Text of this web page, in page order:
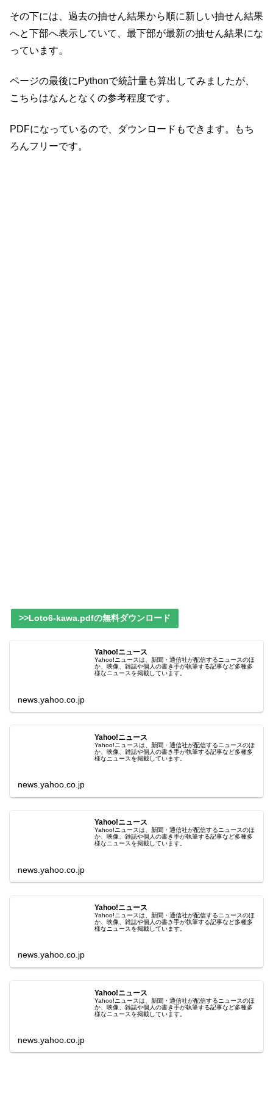
その下には、過去の抽せん結果から順に新しい抽せん結果
へと下部へ表示していて、最下部が最新の抽せん結果にな
っています。
ページの最後にPythonで統計量も算出してみましたが、
こちらはなんとなくの参考程度です。
PDFになっているので、ダウンロードもできます。もち
ろんフリーです。
>>Loto6-kawa.pdfの無料ダウンロード
Yahoo!ニュース
Yahoo!ニュースは、新聞・通信社が配信するニュースのほ
か、映像、雑誌や個人の書き手が執筆する記事など多種多
様なニュースを掲載しています。
news.yahoo.co.jp
Yahoo!ニュース
Yahoo!ニュースは、新聞・通信社が配信するニュースのほ
か、映像、雑誌や個人の書き手が執筆する記事など多種多
様なニュースを掲載しています。
news.yahoo.co.jp
Yahoo!ニュース
Yahoo!ニュースは、新聞・通信社が配信するニュースのほ
か、映像、雑誌や個人の書き手が執筆する記事など多種多
様なニュースを掲載しています。
news.yahoo.co.jp
Yahoo!ニュース
Yahoo!ニュースは、新聞・通信社が配信するニュースのほ
か、映像、雑誌や個人の書き手が執筆する記事など多種多
様なニュースを掲載しています。
news.yahoo.co.jp
Yahoo!ニュース
Yahoo!ニュースは、新聞・通信社が配信するニュースのほ
か、映像、雑誌や個人の書き手が執筆する記事など多種多
様なニュースを掲載しています。
news.yahoo.co.jp